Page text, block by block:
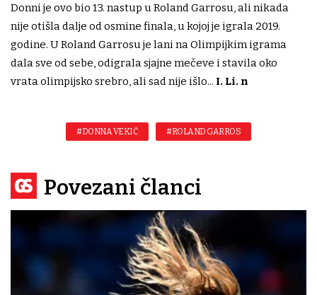
Donni je ovo bio 13. nastup u Roland Garrosu, ali nikada
nije otišla dalje od osmine finala, u kojoj je igrala 2019.
godine. U Roland Garrosu je lani na Olimpijkim igrama
dala sve od sebe, odigrala sjajne mečeve i stavila oko
vrata olimpijsko srebro, ali sad nije išlo... I. Li. n
#DONNA VEKIĆ #ROLAND GARROS
Povezani članci